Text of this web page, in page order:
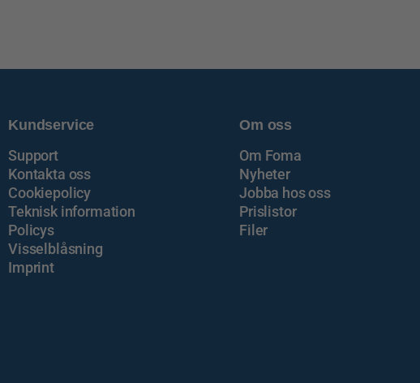
Kundservice
Support
Kontakta oss
Cookiepolicy
Teknisk information
Policys
Visselblåsning
Imprint
Om oss
Om Foma
Nyheter
Jobba hos oss
Prislistor
Filer